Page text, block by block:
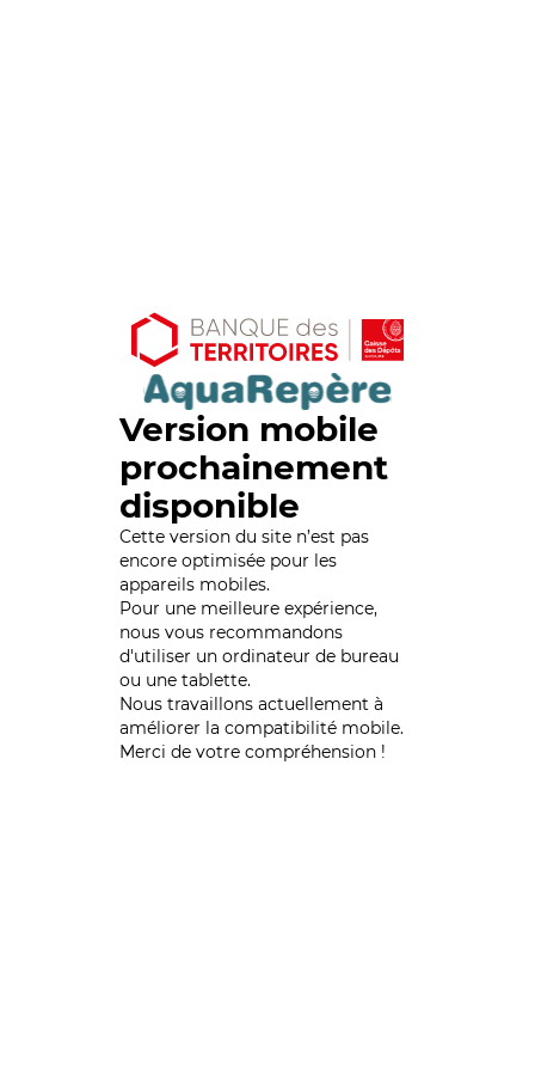
Version mobile
prochainement
disponible
Cette version du site n’est pas
encore optimisée pour les
appareils mobiles.
Pour une meilleure expérience,
nous vous recommandons
d'utiliser un ordinateur de bureau
ou une tablette.
Nous travaillons actuellement à
améliorer la compatibilité mobile.
Merci de votre compréhension !